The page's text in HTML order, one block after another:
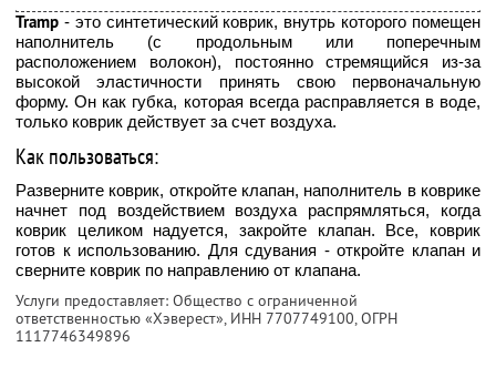
Tramp - это синтетический коврик, внутрь которого помещен
наполнитель (с продольным или поперечным
расположением волокон), постоянно стремящийся из-за
высокой эластичности принять свою первоначальную
форму. Он как губка, которая всегда расправляется в воде,
только коврик действует за счет воздуха.
Как пользоваться:
Разверните коврик, откройте клапан, наполнитель в коврике
начнет под воздействием воздуха распрямляться, когда
коврик целиком надуется, закройте клапан. Все, коврик
готов к использованию. Для сдувания - откройте клапан и
сверните коврик по направлению от клапана.
Услуги предоставляет: Общество с ограниченной
ответственностью «Хэверест», ИНН 7707749100, ОГРН
1117746349896